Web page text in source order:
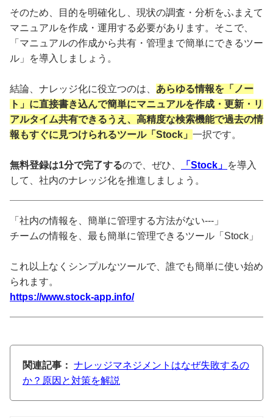
そのため、目的を明確化し、現状の調査・分析をふまえて
マニュアルを作成・運用する必要があります。そこで、
「マニュアルの作成から共有・管理まで簡単にできるツー
ル」を導入しましょう。
結論、ナレッジ化に役立つのは、 あらゆる情報を「ノー
ト」に直接書き込んで簡単にマニュアルを作成・更新・リ
アルタイム共有できるうえ、高精度な検索機能で過去の情
報もすぐに見つけられるツール「Stock」 一択です。
無料登録は1分で完了するので、ぜひ、 「Stock」 を導入
して、社内のナレッジ化を推進しましょう。
「社内の情報を、簡単に管理する方法がない---」
チームの情報を、最も簡単に管理できるツール「Stock」
これ以上なくシンプルなツールで、誰でも簡単に使い始め
られます。
https://www.stock-app.info/
関連記事： ナレッジマネジメントはなぜ失敗するの
か？原因と対策を解説